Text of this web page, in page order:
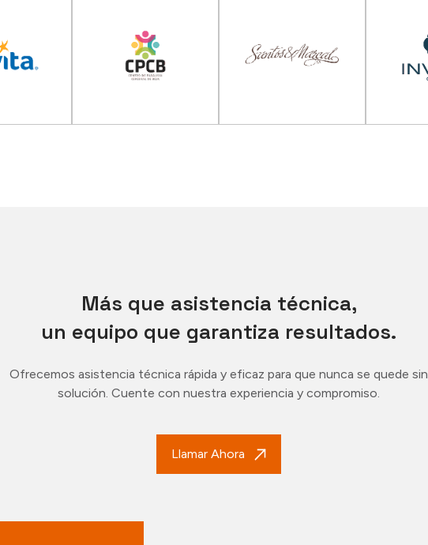
Más que asistencia técnica,
un equipo que garantiza resultados.
Ofrecemos asistencia técnica rápida y eficaz para que nunca se quede sin
solución. Cuente con nuestra experiencia y compromiso.
Llamar Ahora